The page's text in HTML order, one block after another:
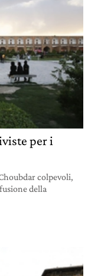
per i
colpevoli,
della